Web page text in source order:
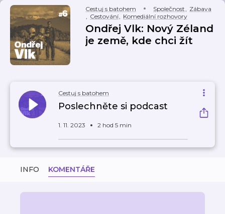
Cestuj s batohem Společnost, Zábava
, Cestování, Komediální rozhovory
Ondřej Vlk: Nový Zéland
je země, kde chci žít
Cestuj s batohem
Poslechněte si podcast
1. 11. 2023 2 hod 5 min
INFO KOMENTÁŘE